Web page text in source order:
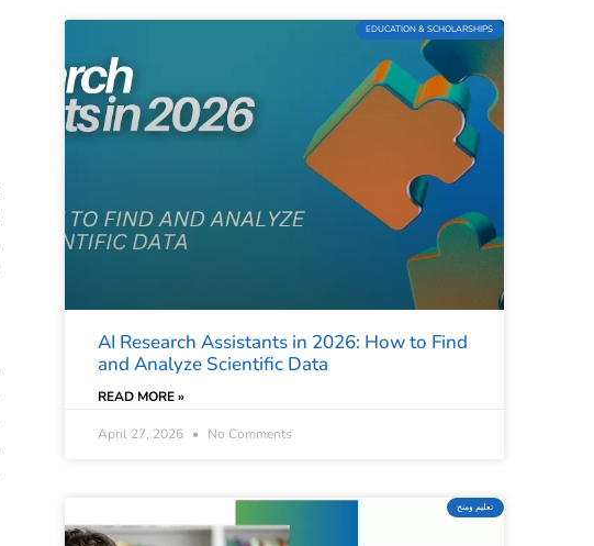
EDUCATION & SCHOLARSHIPS
AI Research Assistants in 2026: How to Find
and Analyze Scientific Data
READ MORE »
April 27, 2026 No Comments
تعليم ومنح